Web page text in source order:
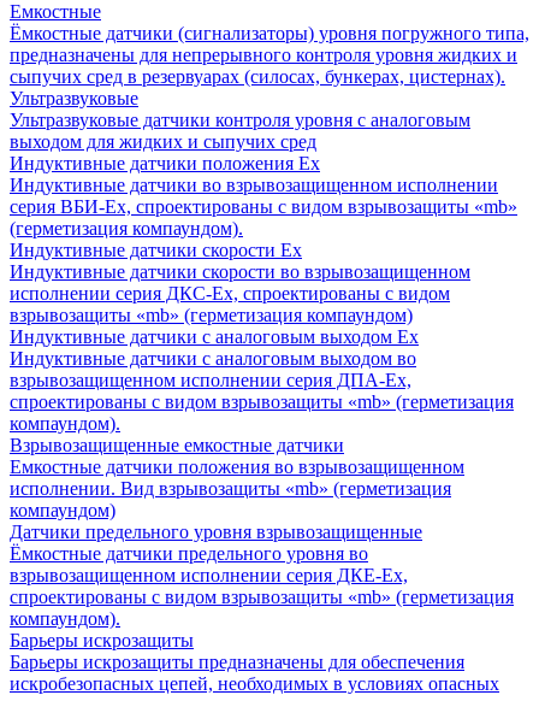
Емкостные
Ёмкостные датчики (сигнализаторы) уровня погружного типа,
предназначены для непрерывного контроля уровня жидких и
сыпучих сред в резервуарах (силосах, бункерах, цистернах).
Ультразвуковые
Ультразвуковые датчики контроля уровня с аналоговым
выходом для жидких и сыпучих сред
Индуктивные датчики положения Ех
Индуктивные датчики во взрывозащищенном исполнении
серия ВБИ-Ех, спроектированы с видом взрывозащиты «mb»
(герметизация компаундом).
Индуктивные датчики скорости Ех
Индуктивные датчики скорости во взрывозащищенном
исполнении серия ДКС-Ех, спроектированы с видом
взрывозащиты «mb» (герметизация компаундом)
Индуктивные датчики с аналоговым выходом Ех
Индуктивные датчики с аналоговым выходом во
взрывозащищенном исполнении серия ДПА-Ех,
спроектированы с видом взрывозащиты «mb» (герметизация
компаундом).
Взрывозащищенные емкостные датчики
Емкостные датчики положения во взрывозащищенном
исполнении. Вид взрывозащиты «mb» (герметизация
компаундом)
Датчики предельного уровня взрывозащищенные
Ёмкостные датчики предельного уровня во
взрывозащищенном исполнении серия ДКЕ-Ех,
спроектированы с видом взрывозащиты «mb» (герметизация
компаундом).
Барьеры искрозащиты
Барьеры искрозащиты предназначены для обеспечения
искробезопасных цепей, необходимых в условиях опасных